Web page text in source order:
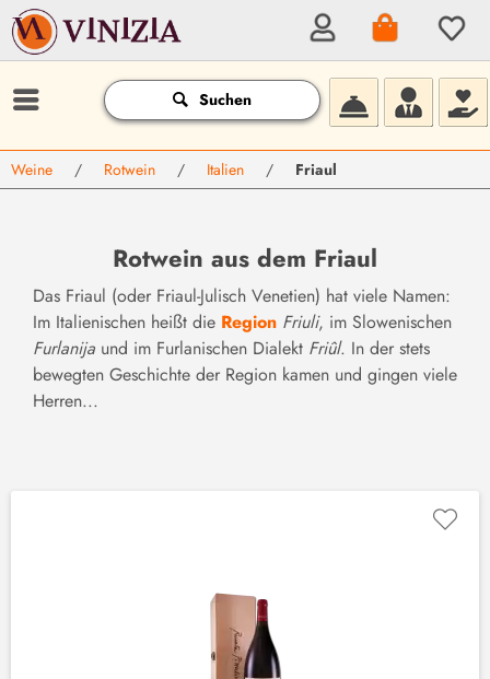
Suchen
Weine / Rotwein / Italien / Friaul
Rotwein aus dem Friaul
Das Friaul (oder Friaul-Julisch Venetien) hat viele Namen:
Im Italienischen heißt die Region Friuli, im Slowenischen
Furlanija und im Furlanischen Dialekt Friûl. In der stets
bewegten Geschichte der Region kamen und gingen viele
Herren...